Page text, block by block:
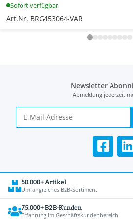
Sofort verfügbar
Art.Nr. BRG453064-VAR
Newsletter
Abmeldung jederzeit
50.000+ Artikel
Umfangreiches B2B-Sortiment
75.000+ B2B-Kunden
Erfahrung im Geschäftskundenbereich